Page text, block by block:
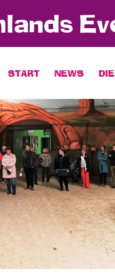
START NEWS